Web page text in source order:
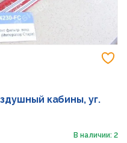
кабины, уг.
В наличии: 2